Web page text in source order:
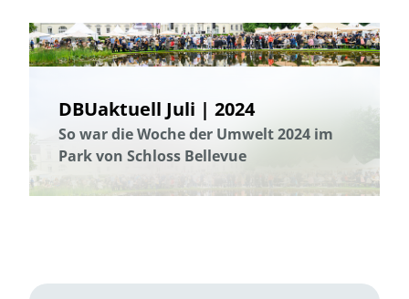
DBUaktuell Juli | 2024
So war die Woche der Umwelt 2024 im
Park von Schloss Bellevue